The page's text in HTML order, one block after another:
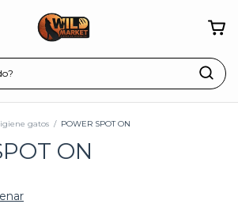
gatos / POWER SPOT ON
ON